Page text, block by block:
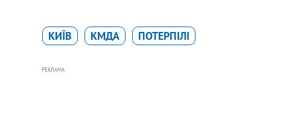
КИЇВ КМДА ПОТЕРПІЛІ
РЕКЛАМА